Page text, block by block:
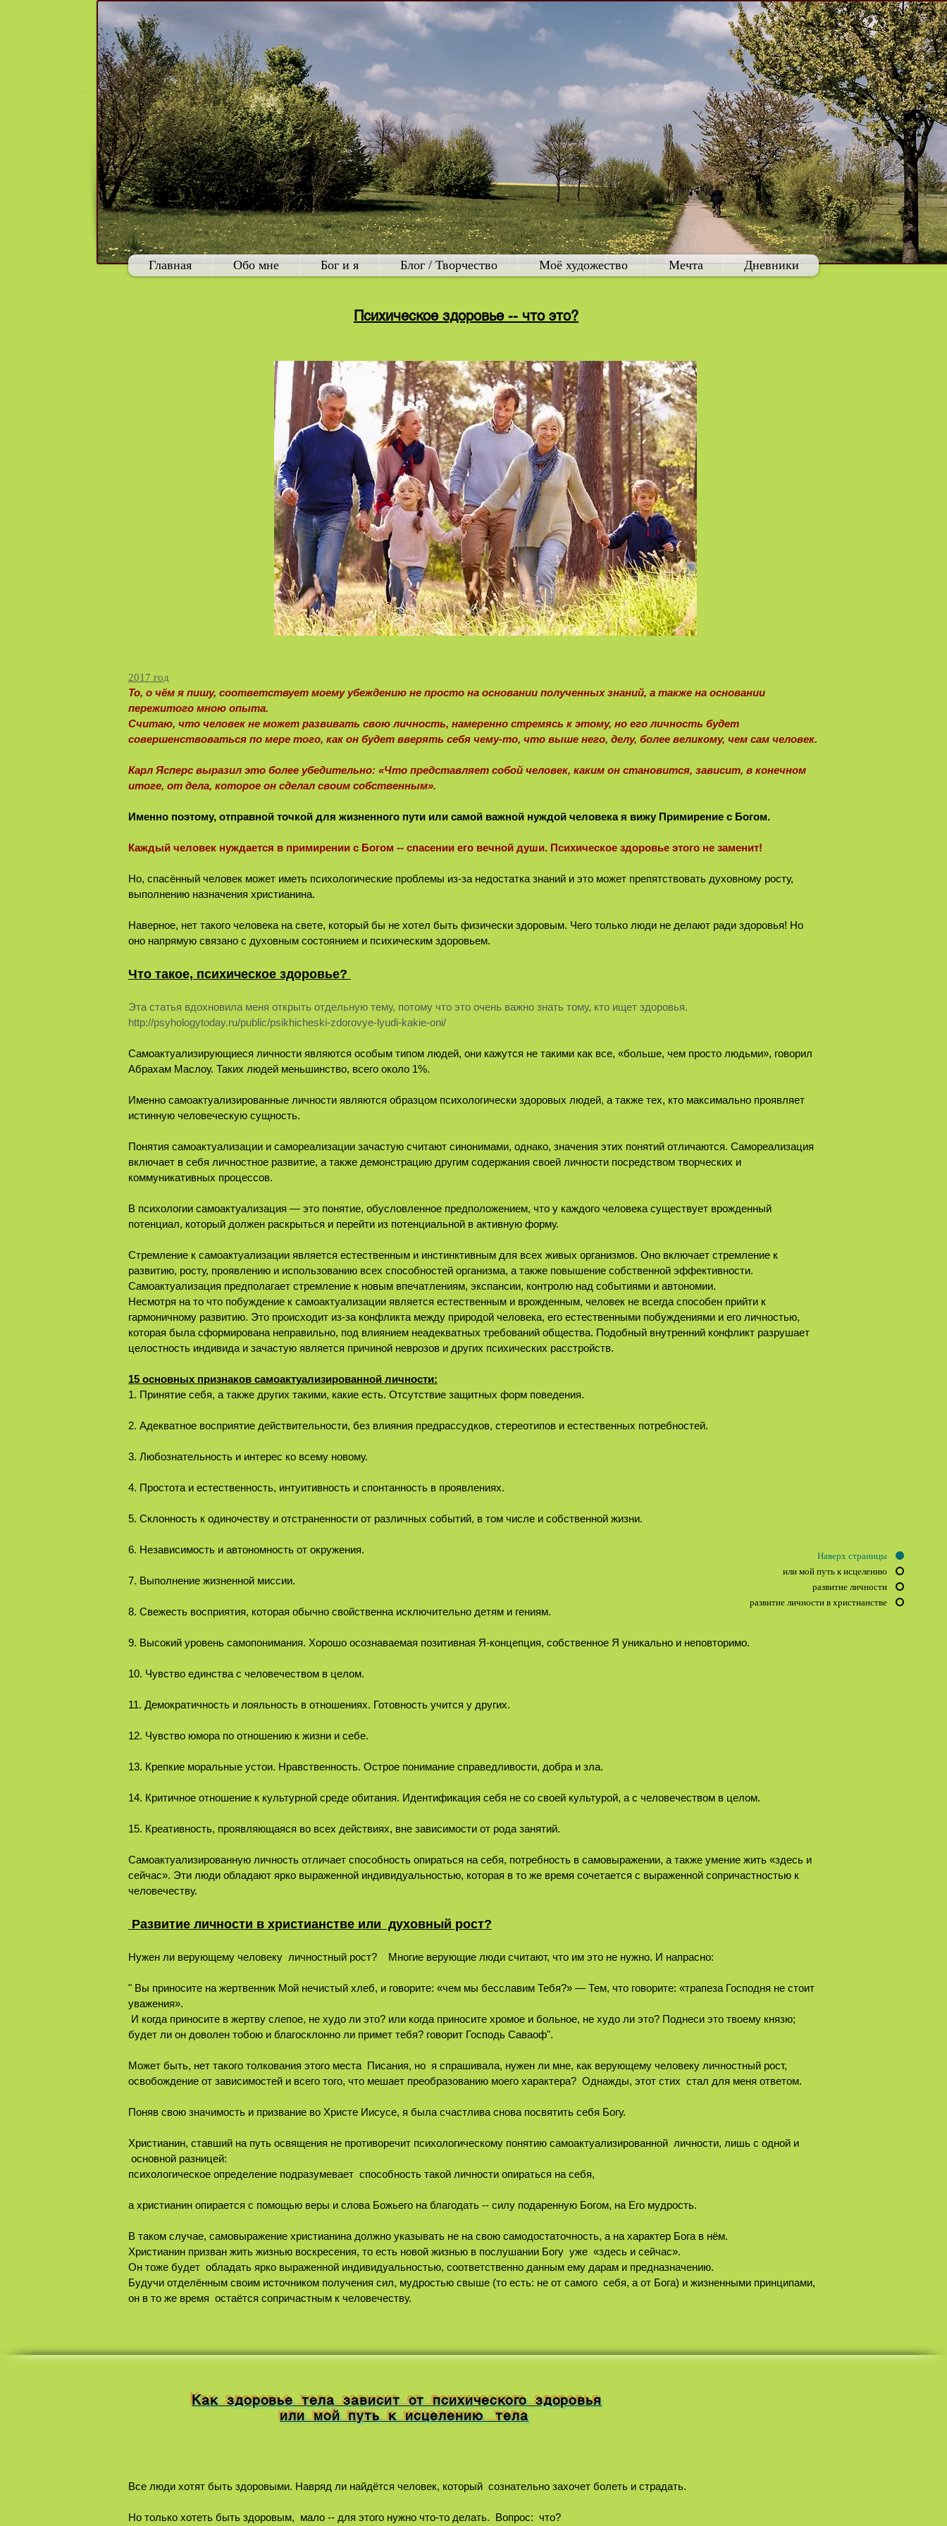
Главная Обо мне Бог и я Блог / Творчество Моё художество Мечта Дневники
Наверх страницы
или мой путь к исцелению
развитие личности
развитие личности в христианстве
Психическое здоровье -- что это?
2017 год
То, о чём я пишу, соответствует моему убеждению не просто на основании полученных знаний, а также на основании
пережитого мною опыта.
Считаю, что человек не может развивать свою личность, намеренно стремясь к этому, но его личность будет
совершенствоваться по мере того, как он будет вверять себя чему-то, что выше него, делу, более великому, чем сам человек.
Карл Ясперс выразил это более убедительно: «Что представляет собой человек, каким он становится, зависит, в конечном
итоге, от дела, которое он сделал своим собственным».
Именно поэтому, отправной точкой для жизненного пути или самой важной нуждой человека я вижу Примирение с Богом.
Каждый человек нуждается в примирении с Богом -- спасении его вечной души. Психическое здоровье этого не заменит!
Но, спасённый человек может иметь психологические проблемы из-за недостатка знаний и это может препятствовать духовному росту,
выполнению назначения христианина.
Наверное, нет такого человека на свете, который бы не хотел быть физически здоровым. Чего только люди не делают ради здоровья! Но
оно напрямую связано с духовным состоянием и психическим здоровьем.
Что такое, психическое здоровье?
Эта статья вдохновила меня открыть отдельную тему, потому что это очень важно знать тому, кто ищет здоровья.
http://psyhologytoday.ru/public/psikhicheski-zdorovye-lyudi-kakie-oni/
Самоактуализирующиеся личности являются особым типом людей, они кажутся не такими как все, «больше, чем просто людьми», говорил
Абрахам Маслоу. Таких людей меньшинство, всего около 1%.
Именно самоактуализированные личности являются образцом психологически здоровых людей, а также тех, кто максимально проявляет
истинную человеческую сущность.
Понятия самоактуализации и самореализации зачастую считают синонимами, однако, значения этих понятий отличаются. Самореализация
включает в себя личностное развитие, а также демонстрацию другим содержания своей личности посредством творческих и
коммуникативных процессов.
В психологии самоактуализация — это понятие, обусловленное предположением, что у каждого человека существует врожденный
потенциал, который должен раскрыться и перейти из потенциальной в активную форму.
Стремление к самоактуализации является естественным и инстинктивным для всех живых организмов. Оно включает стремление к
развитию, росту, проявлению и использованию всех способностей организма, а также повышение собственной эффективности.
Самоактуализация предполагает стремление к новым впечатлениям, экспансии, контролю над событиями и автономии.
Несмотря на то что побуждение к самоактуализации является естественным и врожденным, человек не всегда способен прийти к
гармоничному развитию. Это происходит из-за конфликта между природой человека, его естественными побуждениями и его личностью,
которая была сформирована неправильно, под влиянием неадекватных требований общества. Подобный внутренний конфликт разрушает
целостность индивида и зачастую является причиной неврозов и других психических расстройств.
15 основных признаков самоактуализированной личности:
1. Принятие себя, а также других такими, какие есть. Отсутствие защитных форм поведения.
2. Адекватное восприятие действительности, без влияния предрассудков, стереотипов и естественных потребностей.
3. Любознательность и интерес ко всему новому.
4. Простота и естественность, интуитивность и спонтанность в проявлениях.
5. Склонность к одиночеству и отстраненности от различных событий, в том числе и собственной жизни.
6. Независимость и автономность от окружения.
7. Выполнение жизненной миссии.
8. Свежесть восприятия, которая обычно свойственна исключительно детям и гениям.
9. Высокий уровень самопонимания. Хорошо осознаваемая позитивная Я-концепция, собственное Я уникально и неповторимо.
10. Чувство единства с человечеством в целом.
11. Демократичность и лояльность в отношениях. Готовность учится у других.
12. Чувство юмора по отношению к жизни и себе.
13. Крепкие моральные устои. Нравственность. Острое понимание справедливости, добра и зла.
14. Критичное отношение к культурной среде обитания. Идентификация себя не со своей культурой, а с человечеством в целом.
15. Креативность, проявляющаяся во всех действиях, вне зависимости от рода занятий.
Самоактуализированную личность отличает способность опираться на себя, потребность в самовыражении, а также умение жить «здесь и
сейчас». Эти люди обладают ярко выраженной индивидуальностью, которая в то же время сочетается с выраженной сопричастностью к
человечеству.
Развитие личности в христианстве или духовный рост?
Нужен ли верующему человеку личностный рост? Многие верующие люди считают, что им это не нужно. И напрасно:
" Вы приносите на жертвенник Мой нечистый хлеб, и говорите: «чем мы бесславим Тебя?» — Тем, что говорите: «трапеза Господня не стоит
уважения».
И когда приносите в жертву слепое, не худо ли это? или когда приносите хромое и больное, не худо ли это? Поднеси это твоему князю;
будет ли он доволен тобою и благосклонно ли примет тебя? говорит Господь Саваоф".
Может быть, нет такого толкования этого места Писания, но я спрашивала, нужен ли мне, как верующему человеку личностный рост,
освобождение от зависимостей и всего того, что мешает преобразованию моего характера? Однажды, этот стих стал для меня ответом.
Поняв свою значимость и призвание во Христе Иисусе, я была счастлива снова посвятить себя Богу.
Христианин, ставший на путь освящения не противоречит психологическому понятию самоактуализированной личности, лишь с одной и
основной разницей:
психологическое определение подразумевает способность такой личности опираться на себя,
а христианин опирается с помощью веры и слова Божьего на благодать -- силу подаренную Богом, на Его мудрость.
В таком случае, самовыражение христианина должно указывать не на свою самодостаточность, а на характер Бога в нём.
Христианин призван жить жизнью воскресения, то есть новой жизнью в послушании Богу уже «здесь и сейчас».
Он тоже будет обладать ярко выраженной индивидуальностью, соответственно данным ему дарам и предназначению.
Будучи отделённым своим источником получения сил, мудростью свыше (то есть: не от самого себя, а от Бога) и жизненными принципами,
он в то же время остаётся сопричастным к человечеству.
Как здоровье тела зависит от психического здоровья
или мой путь к исцелению тела
Все люди хотят быть здоровыми. Навряд ли найдётся человек, который сознательно захочет болеть и страдать.
Но только хотеть быть здоровым, мало -- для этого нужно что-то делать. Вопрос: что?